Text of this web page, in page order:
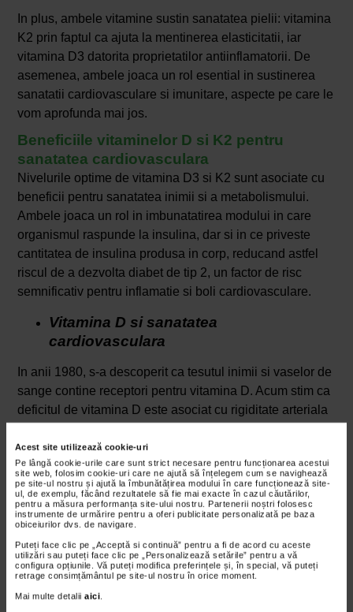
Acest site utilizează cookie-uri
Pe lângă cookie-urile care sunt strict necesare pentru funcționarea acestui
site web, folosim cookie-uri care ne ajută să înțelegem cum se navighează
pe site-ul nostru și ajută la îmbunătățirea modului în care funcționează site-
ul, de exemplu, făcând rezultatele să fie mai exacte în cazul căutărilor,
pentru a măsura performanța site-ului nostru. Partenerii noștri folosesc
instrumente de urmărire pentru a oferi publicitate personalizată pe baza
obiceiurilor dvs. de navigare.
Puteți face clic pe „Acceptă si continuă” pentru a fi de acord cu aceste
utilizări sau puteți face clic pe „Personalizează setările” pentru a vă
configura opțiunile. Vă puteți modifica preferințele și, în special, vă puteți
retrage consimțământul pe site-ul nostru în orice moment.
Mai multe detalii aici.
In plus, ambele vitamine sustin sanatatea pielii: vitamina
K2 prin faptul ca ajuta la mentinerea elasticitatii, iar
vitamina D3 datorita proprietatilor antiinflamatorii. De
asemenea, ambele joaca un rol esential in sustinerea
sanatatii cardiovasculare si imunitare, aspecte pe care le
vom aprofunda mai jos.
Beneficiile vitaminelor D si K2 pentru
sanatatea cardiovasculara
Nivelurile optime de vitamina D3 si K2 sunt asociate cu
beneficii pentru sanatatea inimii si a metabolismului.
Ambele joaca un rol in imbunatatirea modului in care
organismul raspunde la insulina, dar si in ce priveste
cantitatea de insulina produsa in corp, reducand astfel
riscul de a dezvolta diabet de tip 2, un factor de risc
semnificativ pentru inflamatie si boli cardiovasculare.
Vitamina D si sanatatea
cardiovasculara
In anii 1980, s-a descoperit ca tesutul inimii si vaselor de
sange contine receptori pentru vitamina D. Acum stim ca
deficitul de vitamina D este asociat cu rigiditate arteriala
sunt considerate doi factori care contribuie semnificativ la
aparitia bolilor de inima.
Vitamina K2 si sanatatea
cardiovasculara
Cantitatea de calciu din artere este considerata un
predictor de incredere al bolilor de inima. Arterele
transporta sange bogat in oxigen de la inima catre restul
corpului. Cand se deterioreaza din cauza dietei